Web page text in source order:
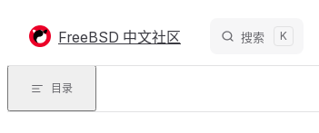
FreeBSD 中文社区 搜索 K
目录